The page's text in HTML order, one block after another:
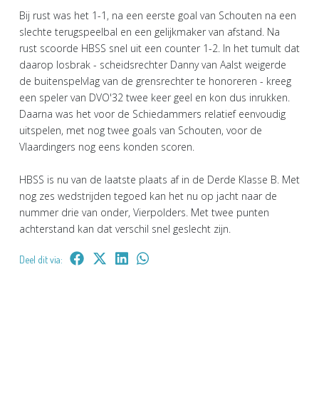
Bij rust was het 1-1, na een eerste goal van Schouten na een
slechte terugspeelbal en een gelijkmaker van afstand. Na
rust scoorde HBSS snel uit een counter 1-2. In het tumult dat
daarop losbrak - scheidsrechter Danny van Aalst weigerde
de buitenspelvlag van de grensrechter te honoreren - kreeg
een speler van DVO'32 twee keer geel en kon dus inrukken.
Daarna was het voor de Schiedammers relatief eenvoudig
uitspelen, met nog twee goals van Schouten, voor de
Vlaardingers nog eens konden scoren.
HBSS is nu van de laatste plaats af in de Derde Klasse B. Met
nog zes wedstrijden tegoed kan het nu op jacht naar de
nummer drie van onder, Vierpolders. Met twee punten
achterstand kan dat verschil snel geslecht zijn.
Deel dit via: